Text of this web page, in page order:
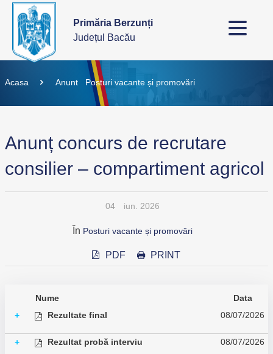
Primăria Berzunți
Județul Bacău
Acasa Anunt Posturi vacante și promovări
Anunț concurs de recrutare
consilier – compartiment agricol
04 iun. 2026
În Posturi vacante și promovări
PDF PRINT
Nume
Data
+
Rezultate final 08/07/2026
+ Rezultat probă interviu 08/07/2026